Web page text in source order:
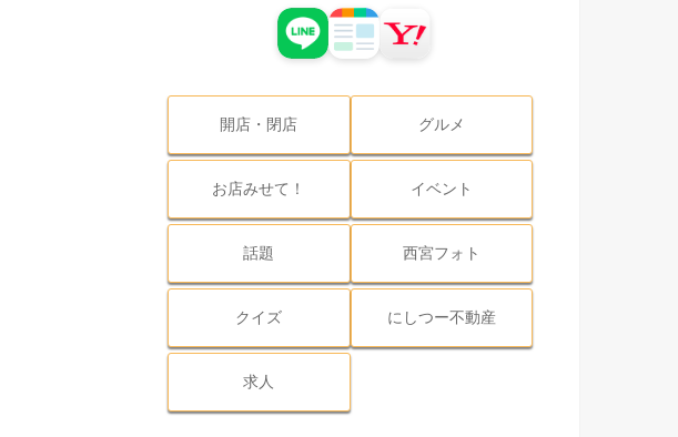
開店・閉店 グルメ
お店みせて！ イベント
話題 西宮フォト
クイズ にしつー不動産
求人